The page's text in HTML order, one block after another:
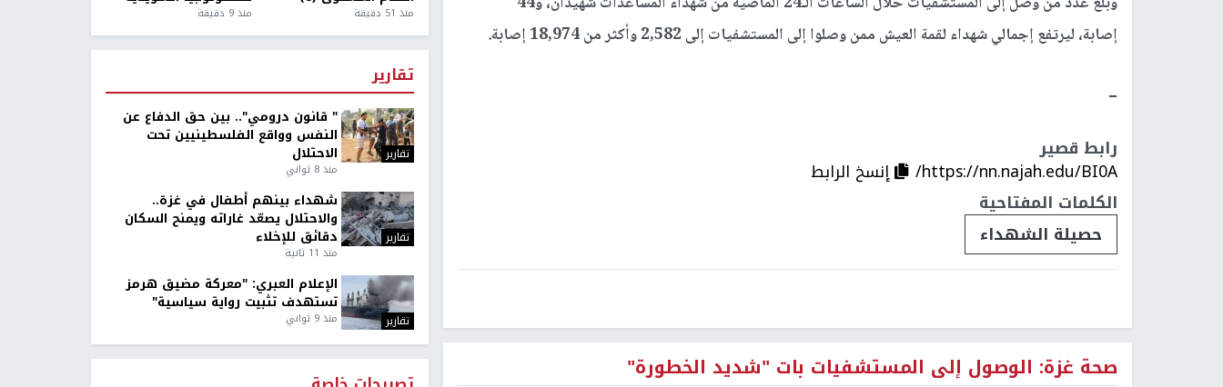
إصابة، ليرتفع إجمالي شهداء لقمة العيش ممن وصلوا إلى المستشفيات إلى 2,582 وأكثر من 18,974 إصابة.
ــ
رابط قصير
https://nn.najah.edu/BI0A/
إنسخ الرابط
الكلمات المفتاحية
حصيلة الشهداء
صحة غزة: الوصول إلى المستشفيات بات "شديد الخطورة"
منذ 51 دقيقة منذ 9 دقيقة
تقارير
تقارير
" قانون درومي".. بين حق الدفاع عن
النفس وواقع الفلسطينيين تحت
الاحتلال
منذ 8 ثواني
تقارير
شهداء بينهم أطفال في غزة..
والاحتلال يصعّد غاراته ويمنح السكان
دقائق للإخلاء
منذ 11 ثانية
تقارير
الإعلام العبري: "معركة مضيق هرمز
تستهدف تثبيت رواية سياسية"
منذ 9 ثواني